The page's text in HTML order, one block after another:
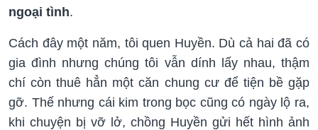
ngoại tình.
Cách đây một năm, tôi quen Huyền. Dù cả hai đã có
gia đình nhưng chúng tôi vẫn dính lấy nhau, thậm
chí còn thuê hẳn một căn chung cư để tiện bề gặp
gỡ. Thế nhưng cái kim trong bọc cũng có ngày lộ ra,
khi chuyện bị vỡ lở, chồng Huyền gửi hết hình ảnh